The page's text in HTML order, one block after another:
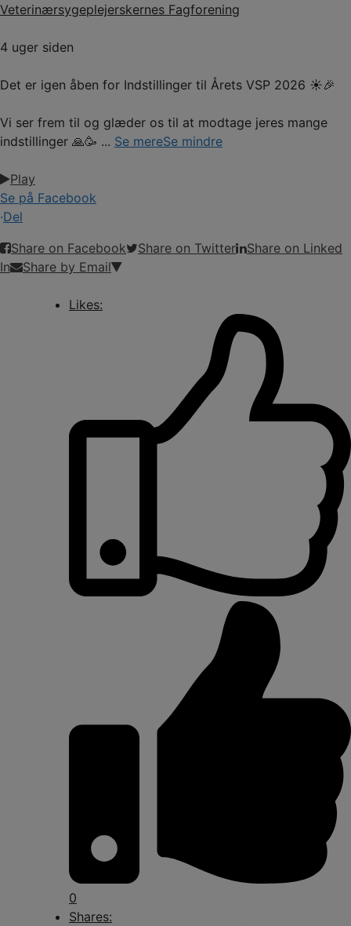
Veterinærsygeplejerskernes Fagforening
4 uger siden
Det er igen åben for Indstillinger til Årets VSP 2026 ☀️🎉
Vi ser frem til og glæder os til at modtage jeres mange
indstillinger 🙏🥳 ... Se mereSe mindre
Play
Se på Facebook
·Del
Share on Facebook
Share on Twitter
Share on Linked
In
Share by Email
Likes:
0
Shares: